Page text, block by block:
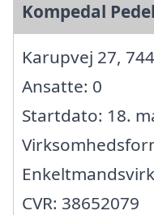
Kompedal
Karupvej 27,
Ansatte: 0
Startdato: 18.
CVR: 38652079